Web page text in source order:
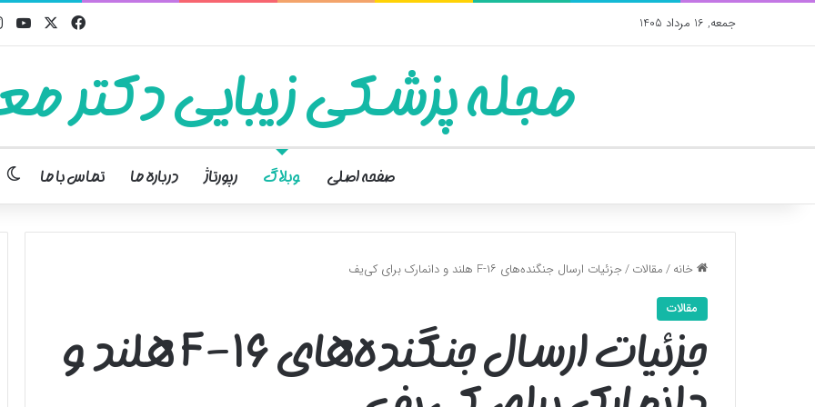
جمعه, 16 مرداد 1405 فیسبوکایکس
مجله پزشکی زیبایی دکتر
صفحه اصلی وبلاگ رپورتاژ درباره ما تماس با ما
خانه/مقالات/جزئیات ارسال جنگنده‌های F-۱۶ هلند و دانمارک برای کی‌یف
مقالات
جزئیات ارسال جنگنده‌های F-۱۶ هلند و